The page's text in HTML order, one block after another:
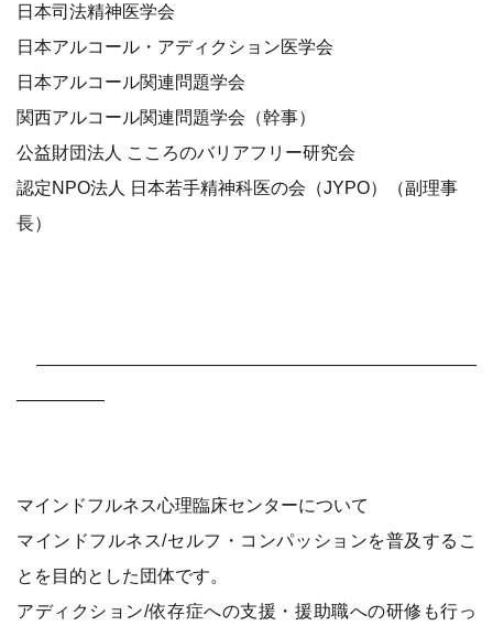
日本司法精神医学会
日本アルコール・アディクション医学会
日本アルコール関連問題学会
関西アルコール関連問題学会（幹事）
公益財団法人 こころのバリアフリー研究会
認定NPO法人 日本若手精神科医の会（JYPO）（副理事
長）
—————————————————————————
—————
マインドフルネス心理臨床センターについて
マインドフルネス/セルフ・コンパッションを普及するこ
とを目的とした団体です。
アディクション/依存症への支援・援助職への研修も行っ